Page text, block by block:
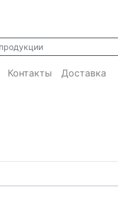
Контакты Доставка